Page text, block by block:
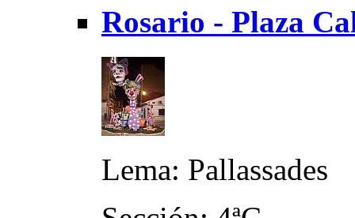
Rosario - Plaza
Lema: Pallassades